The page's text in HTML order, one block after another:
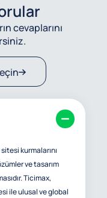
cevaplarını
kurmalarını
ve tasarım
Ticimax,
ile ulusal ve global